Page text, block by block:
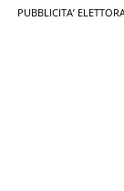
PUBBLICITA’